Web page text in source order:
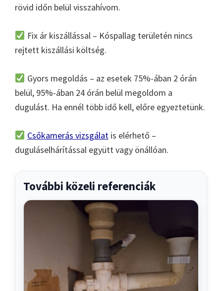
rövid időn belül visszahívom.
Fix ár kiszállással – Kóspallag területén nincs
rejtett kiszállási költség.
Gyors megoldás – az esetek 75%-ában 2 órán
belül, 95%-ában 24 órán belül megoldom a
dugulást. Ha ennél több idő kell, előre egyeztetünk.
Csőkamerás vizsgálatis elérhető –
duguláselhárítással együtt vagy önállóan.
További közeli referenciák